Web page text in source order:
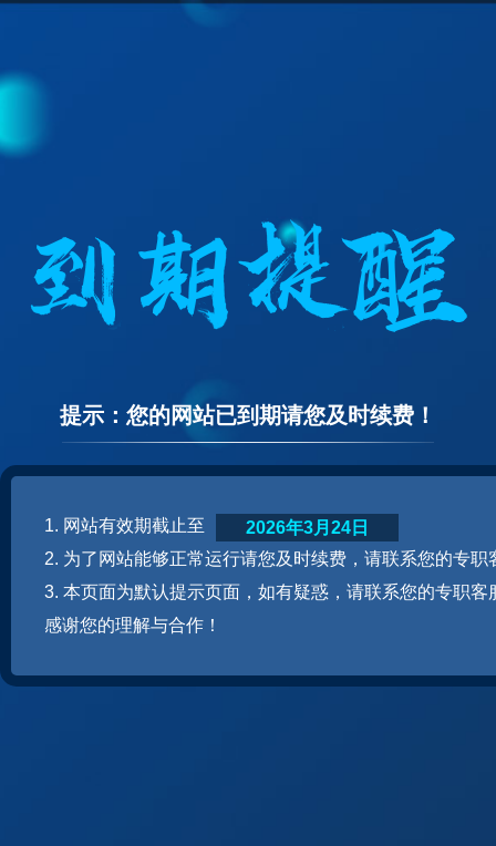
提示：您的网站已到期请您及时续费！
1. 网站有效期截止至
2. 为了网站能够正常运行请您及时续费，请联系您的专职
3. 本页面为默认提示页面，如有疑惑，请联系您的专职客
感谢您的理解与合作！
2026年3月24日